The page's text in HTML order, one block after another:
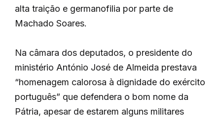
alta traição e germanofilia por parte de
Machado Soares.
Na câmara dos deputados, o presidente do
ministério António José de Almeida prestava
“homenagem calorosa à dignidade do exército
português” que defendera o bom nome da
Pátria, apesar de estarem alguns militares